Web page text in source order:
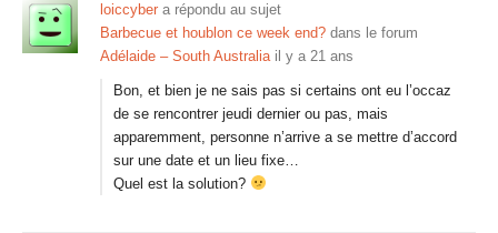
loiccyber a répondu au sujet
Barbecue et houblon ce week end? dans le forum
Adélaide – South Australia il y a 21 ans
Bon, et bien je ne sais pas si certains ont eu l’occaz
de se rencontrer jeudi dernier ou pas, mais
apparemment, personne n’arrive a se mettre d’accord
sur une date et un lieu fixe…
Quel est la solution?